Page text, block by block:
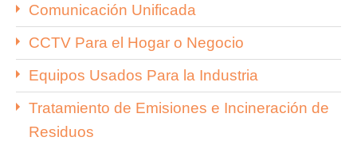
Comunicación Unificada
CCTV Para el Hogar o Negocio
Equipos Usados Para la Industria
Tratamiento de Emisiones e Incineración de
Residuos